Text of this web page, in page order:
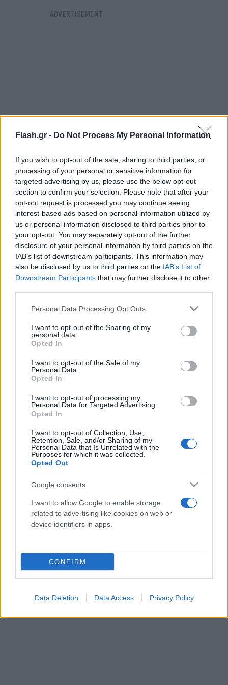
Flash.gr - Do Not Process My Personal Information
If you wish to opt-out of the sale, sharing to third parties, or
processing of your personal or sensitive information for
targeted advertising by us, please use the below opt-out
section to confirm your selection. Please note that after your
opt-out request is processed you may continue seeing
interest-based ads based on personal information utilized by
us or personal information disclosed to third parties prior to
your opt-out. You may separately opt-out of the further
disclosure of your personal information by third parties on the
IAB’s list of downstream participants. This information may
also be disclosed by us to third parties on the IAB’s List of
Downstream Participants that may further disclose it to other
Please note that this website/app uses one or more Google
not limited to your visit or usage behaviour. You may click to
grant or deny consent to Google and its third-party tags to
use your data for below specified purposes in below Google
consent section.
Personal Data Processing Opt Outs
I want to opt-out of the Sharing of my
personal data.
Opted In
I want to opt-out of the Sale of my
Personal Data.
Opted In
I want to opt-out of processing my
Personal Data for Targeted Advertising.
Opted In
I want to opt-out of Collection, Use,
Retention, Sale, and/or Sharing of my
Personal Data that Is Unrelated with the
Purposes for which it was collected.
Opted Out
Google consents
I want to allow Google to enable storage
related to advertising like cookies on web or
device identifiers in apps.
CONFIRM
Data Deletion Data Access Privacy Policy
“Η ΠΑΕ ΠΑΟΚ ανακοινώνει την επέκταση του
συμβολαίου της με τον Αντρίγια Ζίβκοβιτς μέχρι
τις 30.06 του 2027.
Κάρμα. Μοίρα. Προορισμός. Πείτε το όπως θέλετε.
Κάποιες σχέσεις είναι γραφτό να πετύχουν. Το 2020
ο Zile έψαχνε την Ιθάκη του. Μία σκηνή για να
Ο Σέρβος ήταν σαν να γεννήθηκε στη Θεσσαλονίκη.
Σαν να μεγάλωσε στην Τούμπα. Μπήκε φουριόζος
από την πρώτη μέρα στην ομάδα και σήμερα
έφτασε να είναι ένας εκ των αρχηγών.